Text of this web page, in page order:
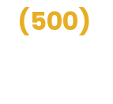
(500)